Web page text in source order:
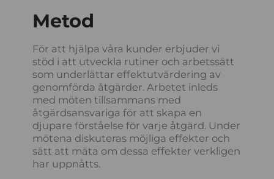
Metod
För att hjälpa våra kunder erbjuder vi
stöd i att utveckla rutiner och arbetssätt
som underlättar effektutvärdering av
genomförda åtgärder. Arbetet inleds
med möten tillsammans med
åtgärdsansvariga för att skapa en
djupare förståelse för varje åtgärd. Under
mötena diskuteras möjliga effekter och
sätt att mäta om dessa effekter verkligen
har uppnåtts.